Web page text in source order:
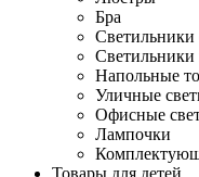
Бра
Светильники
Светильники
Напольные
Уличные
Офисные
Лампочки
Товары для детей